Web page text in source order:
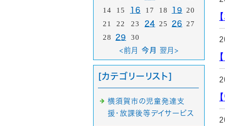
14
15 16 17 18 19
20
21
22 23 24 25 26
27
28
29 30
<前月 今月 翌月>
[カテゴリーリスト]
横須賀市の児童発達支
援・放課後等デイサービス